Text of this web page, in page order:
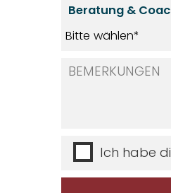
Beratung &
Ich habe